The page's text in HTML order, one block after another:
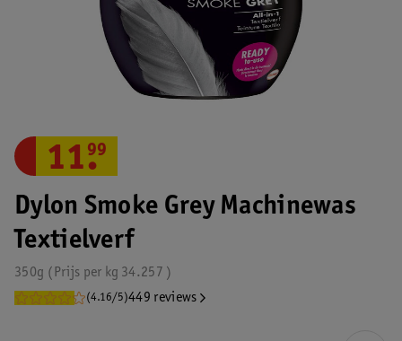
Dylon Smoke Grey Machinewas
Textielverf
350g 34.257
Prijs per kg
(4.16/5)449 reviews
11.
99